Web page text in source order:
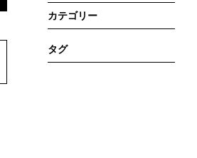
カテゴリー
タグ